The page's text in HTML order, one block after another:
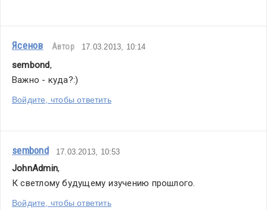
Ясенов Автор 17.03.2013, 10:14
sembond,
Важно - куда?:)
Войдите, чтобы ответить
sembond 17.03.2013, 10:53
JohnAdmin,
К светлому будущему изучению прошлого.
Войдите, чтобы ответить